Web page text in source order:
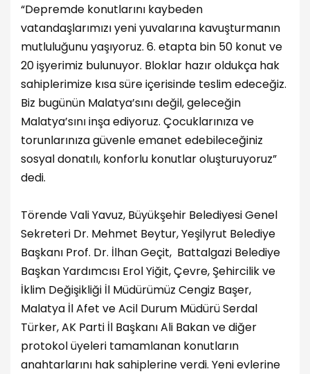
“Depremde konutlarını kaybeden
vatandaşlarımızı yeni yuvalarına kavuşturmanın
mutluluğunu yaşıyoruz. 6. etapta bin 50 konut ve
20 işyerimiz bulunuyor. Bloklar hazır oldukça hak
sahiplerimize kısa süre içerisinde teslim edeceğiz.
Biz bugünün Malatya’sını değil, geleceğin
Malatya’sını inşa ediyoruz. Çocuklarınıza ve
torunlarınıza güvenle emanet edebileceğiniz
sosyal donatılı, konforlu konutlar oluşturuyoruz”
dedi.
Törende Vali Yavuz, Büyükşehir Belediyesi Genel
Sekreteri Dr. Mehmet Beytur, Yeşilyrut Belediye
Başkanı Prof. Dr. İlhan Geçit, Battalgazi Belediye
Başkan Yardımcısı Erol Yiğit, Çevre, Şehircilik ve
İklim Değişikliği İl Müdürümüz Cengiz Başer,
Malatya İl Afet ve Acil Durum Müdürü Serdal
Türker, AK Parti İl Başkanı Ali Bakan ve diğer
protokol üyeleri tamamlanan konutların
anahtarlarını hak sahiplerine verdi. Yeni evlerine